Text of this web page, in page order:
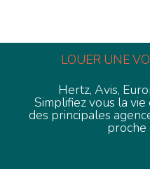
LOUER UNE
Hertz, Avis,
Simplifiez vous la
des principales
proche